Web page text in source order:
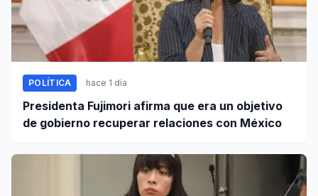
POLÍTICA hace 1 día
Presidenta Fujimori afirma que era un objetivo
de gobierno recuperar relaciones con México